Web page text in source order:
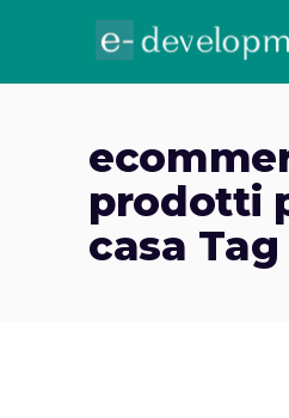
prodotti
casa Tag